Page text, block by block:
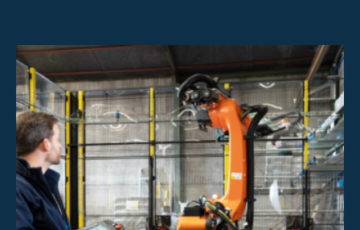
Contact
Onze klanten
Overzicht beleggerscentrum
Over Scott
Werken bij Scott
Nieuws en evenementen